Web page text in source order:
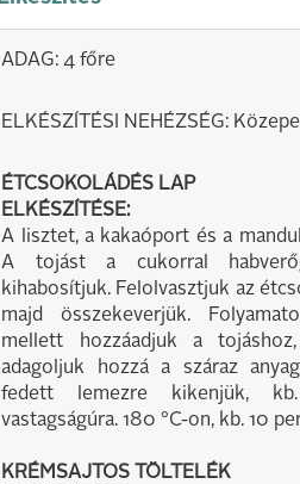
ADAG: 4 főre
ELKÉSZÍTÉSI NEHÉZSÉG:
ÉTCSOKOLÁDÉS LAP
ELKÉSZÍTÉSE:
A lisztet, a kakaóport és a
A tojást a cukorral
kihabosítjuk. Felolvasztjuk az
majd összekeverjük.
mellett hozzáadjuk a
adagoljuk hozzá a száraz
fedett lemezre kikenjük,
vastagságúra. 180 °C-on, kb. 10
KRÉMSAJTOS TÖLTELÉK